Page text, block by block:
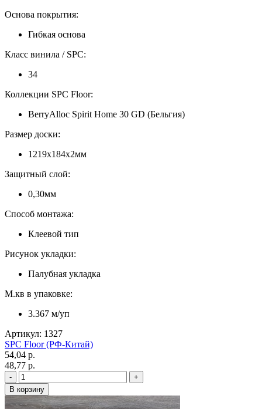
Основа покрытия:
Гибкая основа
Класс винила / SPC:
34
Коллекции SPC Floor:
BerryAlloc Spirit Home 30 GD (Бельгия)
Размер доски:
1219х184х2мм
Защитный слой:
0,30мм
Способ монтажа:
Клеевой тип
Рисунок укладки:
Палубная укладка
М.кв в упаковке:
3.367 м/уп
Артикул: 1327
SPC Floor (РФ-Китай)
54,04 p.
48,77 p.